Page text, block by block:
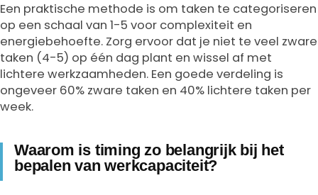
Een praktische methode is om taken te categoriseren
op een schaal van 1-5 voor complexiteit en
energiebehoefte. Zorg ervoor dat je niet te veel zware
taken (4-5) op één dag plant en wissel af met
lichtere werkzaamheden. Een goede verdeling is
ongeveer 60% zware taken en 40% lichtere taken per
week.
Waarom is timing zo belangrijk bij het
bepalen van werkcapaciteit?